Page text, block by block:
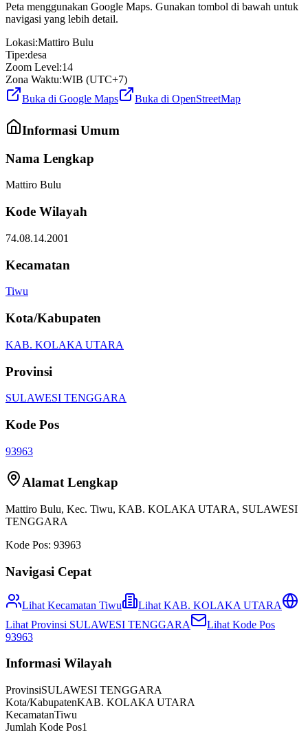
Peta menggunakan Google Maps. Gunakan tombol di bawah untuk
navigasi yang lebih detail.
Lokasi:Mattiro Bulu
Tipe:desa
Zoom Level:14
Zona Waktu:WIB (UTC+7)
Buka di Google Maps
Buka di OpenStreetMap
Informasi Umum
Nama Lengkap
Mattiro Bulu
Kode Wilayah
74.08.14.2001
Kecamatan
Tiwu
Kota/Kabupaten
KAB. KOLAKA UTARA
Provinsi
SULAWESI TENGGARA
Kode Pos
93963
Alamat Lengkap
Mattiro Bulu, Kec. Tiwu, KAB. KOLAKA UTARA, SULAWESI
TENGGARA
Kode Pos: 93963
Navigasi Cepat
Lihat Kecamatan Tiwu Lihat KAB. KOLAKA UTARA
Lihat Provinsi SULAWESI TENGGARA
Lihat Kode Pos
93963
Informasi Wilayah
ProvinsiSULAWESI TENGGARA
Kota/KabupatenKAB. KOLAKA UTARA
KecamatanTiwu
Jumlah Kode Pos1